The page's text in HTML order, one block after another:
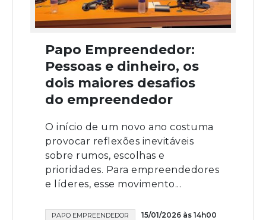
Papo Empreendedor:
Pessoas e dinheiro, os
dois maiores desafios
do empreendedor
O início de um novo ano costuma
provocar reflexões inevitáveis
sobre rumos, escolhas e
prioridades. Para empreendedores
e líderes, esse movimento...
PAPO EMPREENDEDOR 15/01/2026 às 14h00